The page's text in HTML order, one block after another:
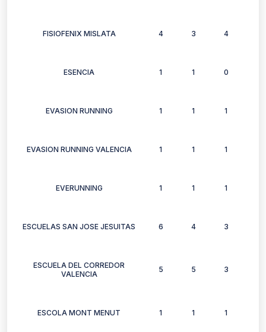
FISIOFENIX MISLATA 4 3 4
ESENCIA 1 1 0
EVASION RUNNING 1 1 1
EVASION RUNNING VALENCIA 1 1 1
EVERUNNING 1 1 1
ESCUELAS SAN JOSE JESUITAS 6 4 3
ESCUELA DEL CORREDOR
VALENCIA
5 5 3
ESCOLA MONT MENUT 1 1 1